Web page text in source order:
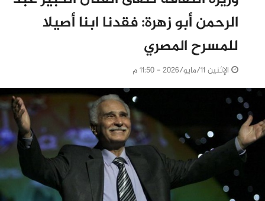
الرحمن أبو زهرة: فقدنا ابنا أصيلا
للمسرح المصري
الإثنين 11/مايو/2026 - 11:50 م